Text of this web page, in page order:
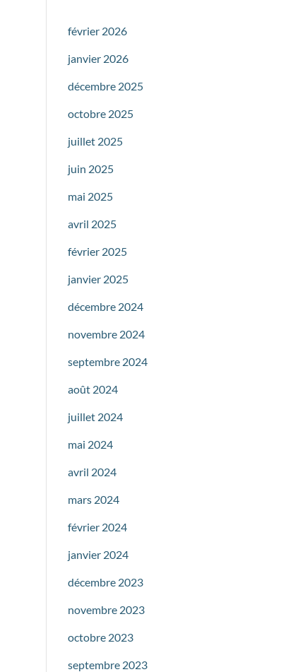
février 2026
janvier 2026
décembre 2025
octobre 2025
juillet 2025
juin 2025
mai 2025
avril 2025
février 2025
janvier 2025
décembre 2024
novembre 2024
septembre 2024
août 2024
juillet 2024
mai 2024
avril 2024
mars 2024
février 2024
janvier 2024
décembre 2023
novembre 2023
octobre 2023
septembre 2023